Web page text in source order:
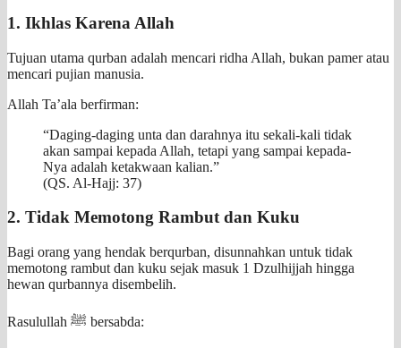
1. Ikhlas Karena Allah
Tujuan utama qurban adalah mencari ridha Allah, bukan pamer atau
mencari pujian manusia.
Allah Ta’ala berfirman:
“Daging-daging unta dan darahnya itu sekali-kali tidak
akan sampai kepada Allah, tetapi yang sampai kepada-
Nya adalah ketakwaan kalian.”
(QS. Al-Hajj: 37)
2. Tidak Memotong Rambut dan Kuku
Bagi orang yang hendak berqurban, disunnahkan untuk tidak
memotong rambut dan kuku sejak masuk 1 Dzulhijjah hingga
hewan qurbannya disembelih.
Rasulullah ﷺ bersabda: